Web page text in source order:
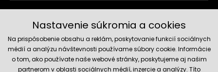
Nastavenie súkromia a cookies
Na prispôsobenie obsahu a reklám, poskytovanie funkcií sociálnych
médií a analýzu návštevnosti používame súbory cookie. Informácie
o tom, ako používate naše webové stránky, poskytujeme aj našim
partnerom v oblasti sociálnych médií, inzercie a analýzy. Títo